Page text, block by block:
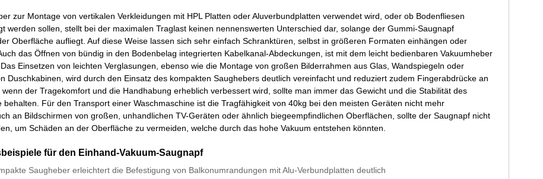
zur Montage von vertikalen Verkleidungen mit HPL Platten oder Aluverbundplatten verwendet wird, oder ob Bodenfliesen
werden sollen, stellt bei der maximalen Traglast keinen nennenswerten Unterschied dar, solange der Gummi-Saugnapf
Oberfläche aufliegt. Auf diese Weise lassen sich sehr einfach Schranktüren, selbst in größeren Formaten einhängen oder
das Öffnen von bündig in den Bodenbelag integrierten Kabelkanal-Abdeckungen, ist mit dem leicht bedienbaren Vakuumheber
Einsetzen von leichten Verglasungen, ebenso wie die Montage von großen Bilderrahmen aus Glas, Wandspiegeln oder
Duschkabinen, wird durch den Einsatz des kompakten Saughebers deutlich vereinfacht und reduziert zudem Fingerabdrücke an
wenn der Tragekomfort und die Handhabung erheblich verbessert wird, sollte man immer das Gewicht und die Stabilität des
behalten. Für den Transport einer Waschmaschine ist die Tragfähigkeit von 40kg bei den meisten Geräten nicht mehr
an Bildschirmen von großen, unhandlichen TV-Geräten oder ähnlich biegeempfindlichen Oberflächen, sollte der Saugnapf nicht
um Schäden an der Oberfläche zu vermeiden, welche durch das hohe Vakuum entstehen könnten.
für den Einhand-Vakuum-Saugnapf
Saugheber erleichtert die Befestigung von Balkonumrandungen mit Alu-Verbundplatten deutlich